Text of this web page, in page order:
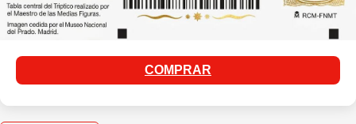
COMPRAR